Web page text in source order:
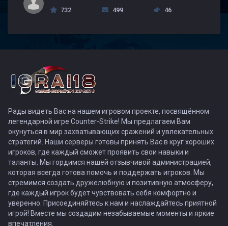
732
499 46
Рады видеть Вас на нашем игровом проекте, посвящённом
легендарной игре Counter-Strike! Мы предлагаем Вам
окунуться в мир захватывающих сражений и увлекательных
стратегий. Наши серверы готовы принять Вас в круг хороших
игроков, где каждый сможет проявить свои навыки и
таланты. Мы гордимся нашей отзывчивой администрацией,
которая всегда готова помочь и поддержать игроков. Мы
стремимся создать дружелюбную и позитивную атмосферу,
где каждый игрок будет чувствовать себя комфортно и
уверенно. Присоединяйтесь к нам и наслаждайтесь приятной
игрой! Вместе мы создадим незабываемые моменты и яркие
впечатления.